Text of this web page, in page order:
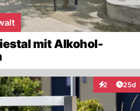
mit Alkohol-
2
Interaktionen
25d